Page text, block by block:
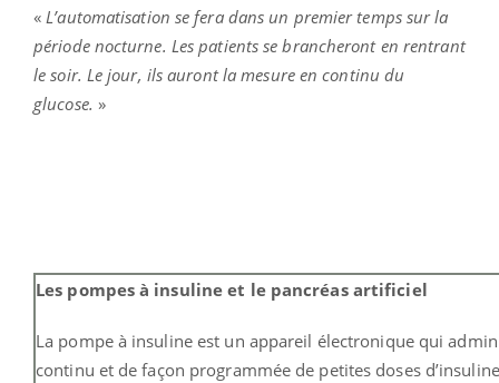
« L’automatisation se fera dans un premier temps sur la
période nocturne. Les patients se brancheront en rentrant
le soir. Le jour, ils auront la mesure en continu du
glucose. »
Les pompes à insuline et le pancréas artificiel
La pompe à insuline est un appareil électronique qui
continu et de façon programmée de petites doses